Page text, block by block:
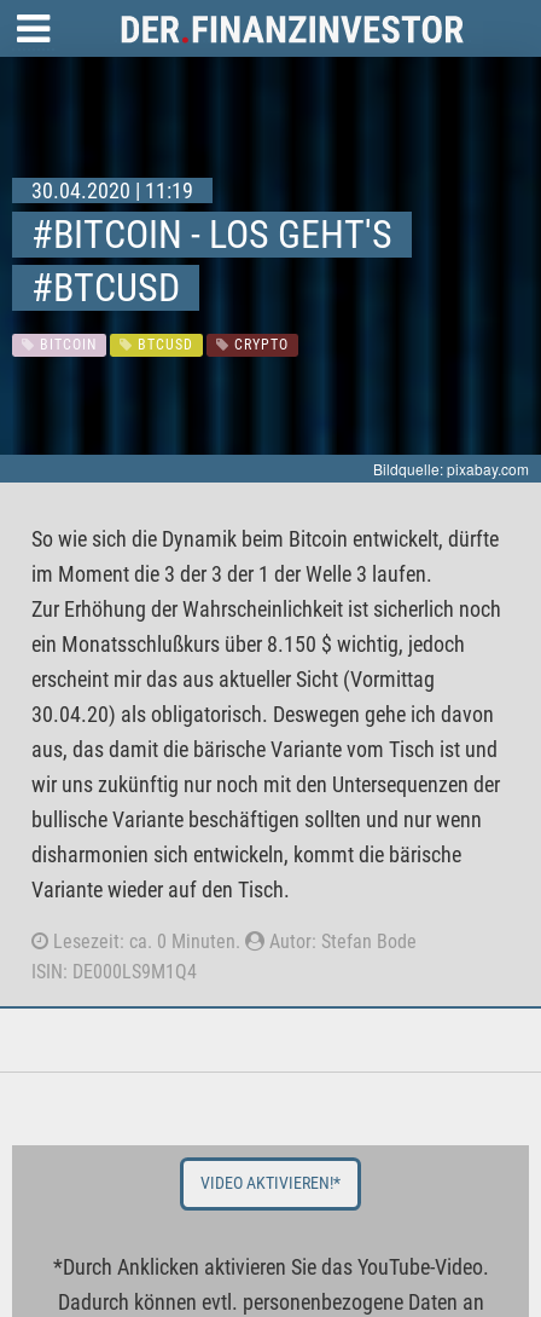
30.04.2020 | 11:19
#BITCOIN - LOS GEHT'S
#BTCUSD
BITCOIN BTCUSD CRYPTO
Bildquelle: pixabay.com
So wie sich die Dynamik beim Bitcoin entwickelt, dürfte
im Moment die 3 der 3 der 1 der Welle 3 laufen.
Zur Erhöhung der Wahrscheinlichkeit ist sicherlich noch
ein Monatsschlußkurs über 8.150 $ wichtig, jedoch
erscheint mir das aus aktueller Sicht (Vormittag
30.04.20) als obligatorisch. Deswegen gehe ich davon
aus, das damit die bärische Variante vom Tisch ist und
wir uns zukünftig nur noch mit den Untersequenzen der
bullische Variante beschäftigen sollten und nur wenn
disharmonien sich entwickeln, kommt die bärische
Variante wieder auf den Tisch.
Lesezeit: ca. 0 Minuten.
Autor: Stefan Bode
ISIN: DE000LS9M1Q4
VIDEO AKTIVIEREN!*
*Durch Anklicken aktivieren Sie das YouTube-Video.
Dadurch können evtl. personenbezogene Daten an